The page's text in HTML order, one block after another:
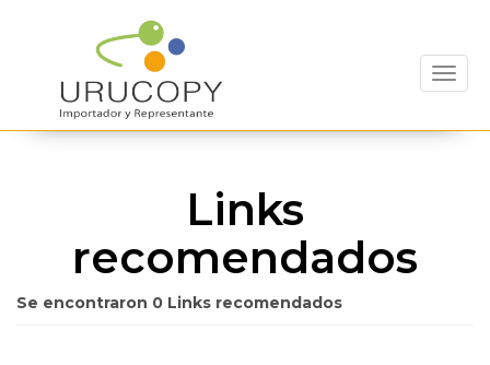
Links
recomendados
Se encontraron 0 Links recomendados